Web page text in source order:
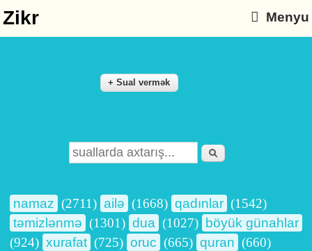
Zikr Menyu
Search form
Axtarış
namaz (2711) ailə (1668) qadınlar (1542)
təmizlənmə (1301) dua (1027)
böyük günahlar
(924) xurafat (725) oruc (665) quran (660)